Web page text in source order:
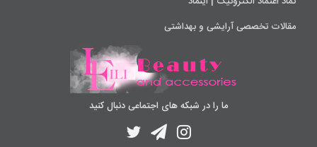
مقالات تخصصی آرایشی و بهداشتی
ما را در شبکه های اجتماعی دنبال کنید